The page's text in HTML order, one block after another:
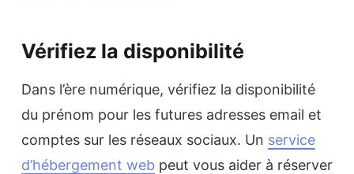
Vérifiez la disponibilité
Dans l’ère numérique, vérifiez la disponibilité
du prénom pour les futures adresses email et
comptes sur les réseaux sociaux. Un service
d’hébergement web peut vous aider à réserver